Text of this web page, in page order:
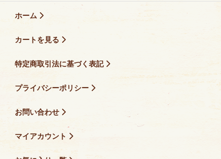
ホーム
カートを見る
特定商取引法に基づく表記
プライバシーポリシー
お問い合わせ
マイアカウント